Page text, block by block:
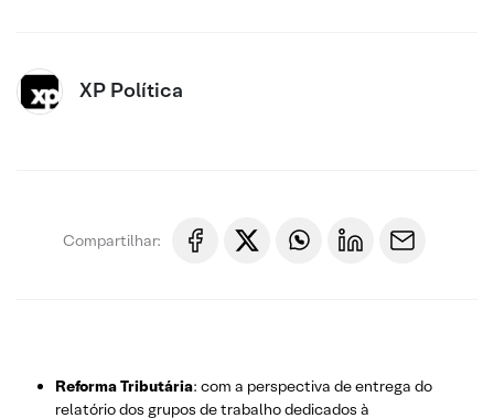
XP Política
Compartilhar:
Reforma Tributária: com a perspectiva de entrega do
relatório dos grupos de trabalho dedicados à